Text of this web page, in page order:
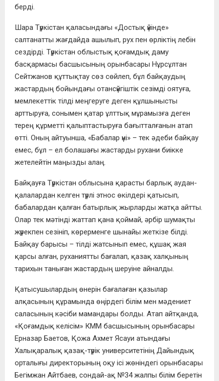
берді.
Шара Түркістан қаласындағы «Достық үйінде»
салтанатты жағдайда ашылып, рух пен өрліктің лебін
сездірді. Түркістан облыстық қоғамдық даму
басқармасы басшысының орынбасары Нұрсұлтан
Сейтжанов құттықтау сөз сөйлеп, бұл байқаудың
жастардың бойындағы отансүйгіштік сезімді оятуға,
мемлекеттік тілді меңгеруге деген құлшынысты
арттыруға, сонымен қатар ұлттық мұрамызға деген
терең құрметті қалыптастыруға бағытталғанын атап
өтті. Оның айтуынша, «Бабалар үні» – тек әдеби байқау
емес, бұл – ел болашағы жастарды рухани биікке
жетелейтін маңызды алаң.
Байқауға Түркістан облысына қарасты барлық аудан-
қалалардан келген түрлі этнос өкілдері қатысып,
бабалардан қалған батырлық жырларды жатқа айтты.
Олар тек мәтінді жаттап қана қоймай, әрбір шумақты
жүрекпен сезініп, көрерменге шынайы жеткізе білді.
Байқау барысы – тілді жатсынып емес, құшақ жая
қарсы алған, руханиятты бағалап, қазақ халқының
тарихын таныған жастардың шеруіне айналды.
Қатысушылардың өнерін бағалаған қазылар
алқасының құрамында өңірдегі білім мен мәдениет
саласының кәсіби мамандары болды. Атап айтқанда,
«Қоғамдық келісім» КММ басшысының орынбасары
Ерназар Баетов, Қожа Ахмет Ясауи атындағы
Халықаралық қазақ-түрік университетінің Дайындық
орталығы директорының оқу ісі жөніндегі орынбасары
Бегімжан Айтбаев, сондай-ақ №34 жалпы білім беретін